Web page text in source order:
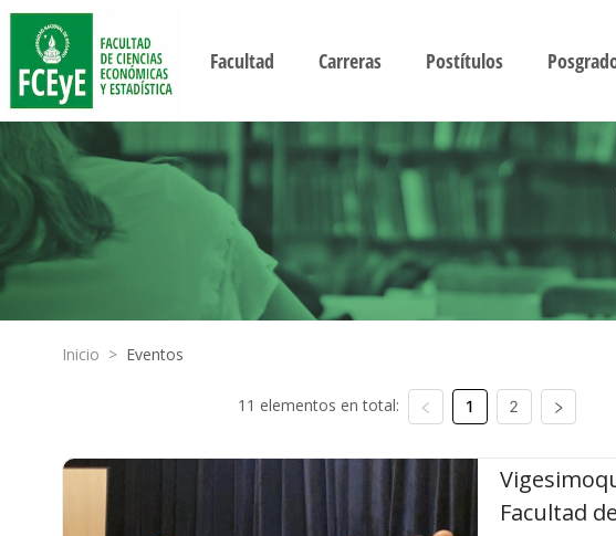
Facultad Carreras Postítulos
Inicio > Eventos
11 elementos en total: 1 2
Facultad